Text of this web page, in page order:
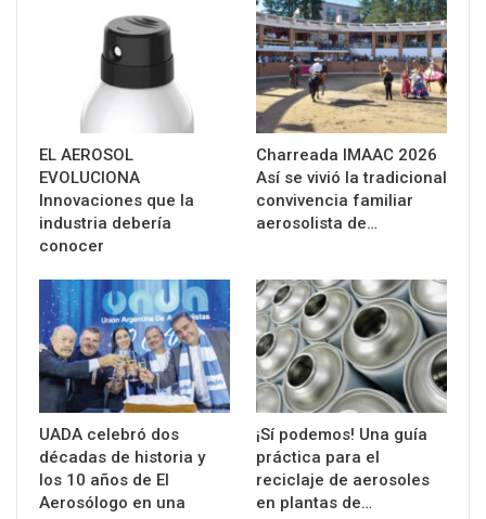
EL AEROSOL
EVOLUCIONA
Innovaciones que la
industria debería
conocer
Charreada IMAAC 2026
Así se vivió la tradicional
convivencia familiar
aerosolista de…
UADA celebró dos
décadas de historia y
los 10 años de El
Aerosólogo en una
¡Sí podemos! Una guía
práctica para el
reciclaje de aerosoles
en plantas de…